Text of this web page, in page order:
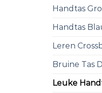
Handtas
Handtas
Leren
Bruine Tas
Leuke